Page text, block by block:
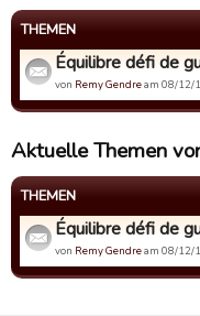
THEMEN
Équilibre défi de
von Remy Gendream 08/12/
Aktuelle Themen
THEMEN
Équilibre défi de
von Remy Gendream 08/12/